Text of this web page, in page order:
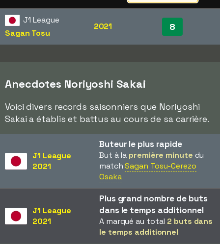
J1 League
Sagan Tosu
2021 8
Anecdotes Noriyoshi Sakai
Voici divers records saisonniers que Noriyoshi
Sakai a établis et battus au cours de sa carrière.
J1 League
2021
Buteur le plus rapide
But à la première minute du
matchSagan Tosu-Cerezo
Osaka
J1 League
2021
Plus grand nombre de buts
dans le temps additionnel
A marqué au total 2 buts dans
le temps additionnel